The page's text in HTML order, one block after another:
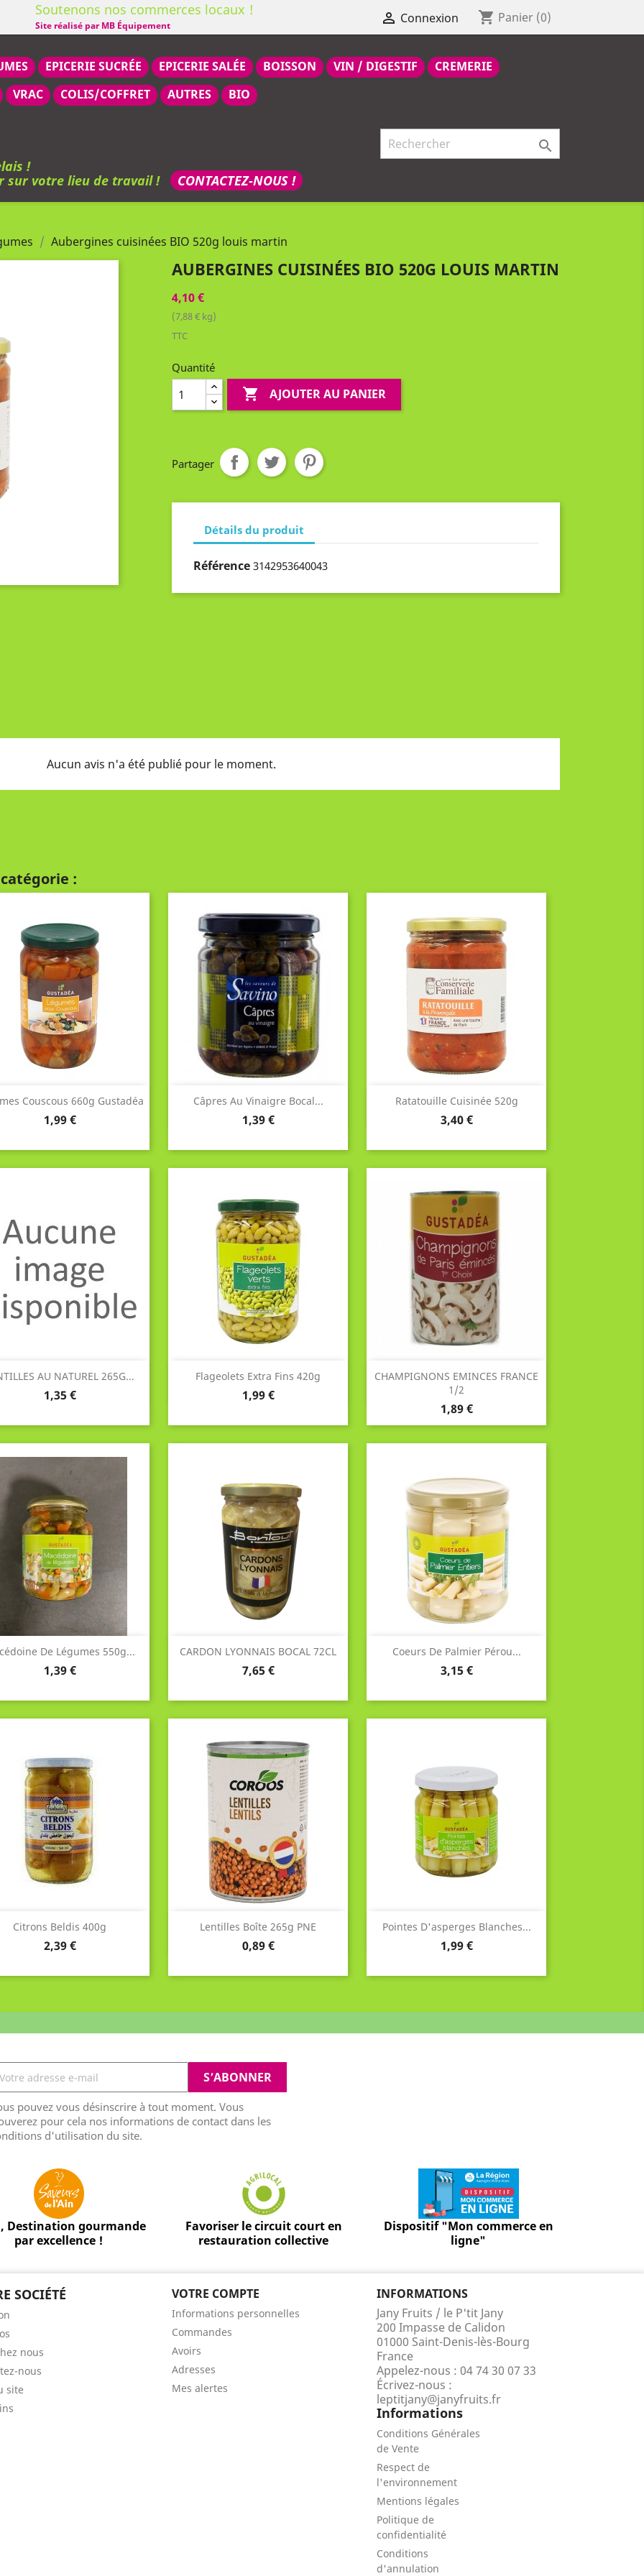
Soutenons nos commerces locaux !
Site réalisé par MB Équipement  Connexion shopping_cart Panier (0)
EPICERIE SUCRÉE EPICERIE SALÉE BOISSON VIN / DIGESTIF
CREMERIE
VRAC COLIS/COFFRET AUTRES BIO

!
sur votre lieu de travail !
CONTACTEZ-NOUS !
Aubergines cuisinées BIO 520g louis martin
AUBERGINES CUISINÉES BIO 520G LOUIS MARTIN
4,10 €
(7,88 € kg)
TTC
Quantité
 AJOUTER AU PANIER
Partager
Détails du produit
Référence 3142953640043
Aucun avis n'a été publié pour le moment.
:
Couscous 660g Gustadéa
Prix
1,99 €
Aperçu rapide Câpres Au Vinaigre Bocal...
Prix
1,39 €
 Aperçu rapide Ratatouille Cuisinée 520g
Prix
3,40 €
Aperçu rapide
AU NATUREL 265G...
Prix
1,35 €
Aperçu rapide Flageolets Extra Fins 420g
Prix
1,99 €
Aperçu rapide
CHAMPIGNONS EMINCES FRANCE
1/2
Prix
1,89 €
Aperçu rapide
De Légumes 550g...
Prix
1,39 €
Aperçu rapide CARDON LYONNAIS BOCAL 72CL
Prix
7,65 €
Aperçu rapide Coeurs De Palmier Pérou...
Prix
3,15 €
Aperçu rapide
Citrons Beldis 400g
Prix
2,39 €
Aperçu rapide Lentilles Boîte 265g PNE
Prix
0,89 €
Aperçu rapide Pointes D'asperges Blanches...
Prix
1,99 €
Aperçu rapide
pouvez vous désinscrire à tout moment. Vous
pour cela nos informations de contact dans les
d'utilisation du site.
Destination gourmande
par excellence !
Favoriser le circuit court en
restauration collective
Dispositif "Mon commerce en
ligne"
SOCIÉTÉ
nous
nous
site
VOTRE COMPTE
Informations personnelles
Commandes
Avoirs
Adresses
Mes alertes
INFORMATIONS
Jany Fruits / le P'tit Jany
200 Impasse de Calidon
01000 Saint-Denis-lès-Bourg
France
Appelez-nous : 04 74 30 07 33
Écrivez-nous :
leptitjany@janyfruits.fr
Informations
Conditions Générales
de Vente
Respect de
l'environnement
Mentions légales
Politique de
confidentialité
Conditions
d'annulation